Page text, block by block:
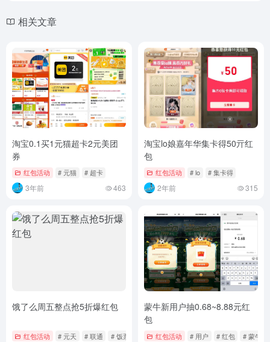
相关文章
淘宝0.1买1元猫超卡2元美团
券
红包活动 # 元猫 # 超卡
3年前 463
淘宝lo娘嘉年华集卡得50亓红
包
红包活动 # lo # 集卡得
2年前 315
饿了么周五整点抢5折爆红包
红包活动 # 元天 # 联通 # 饭票
蒙牛新用户抽0.68~8.88元红
包
红包活动 # 用户 # 红包 # 蒙牛